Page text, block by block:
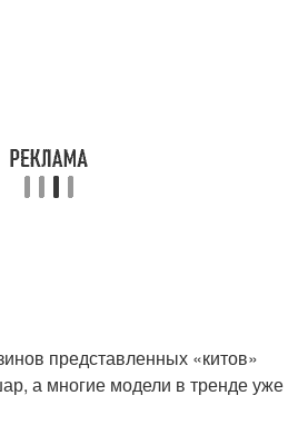
представленных «китов»
а многие модели в тренде уже